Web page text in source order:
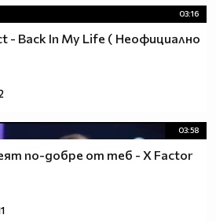
робите да не избягат - ГАРДЕРОБ
- КОКОШКАР
на работа - РАБОТОХОЛИК
03:16
- Back In My Life ( Неофициално
03:58
по-добре от теб - X Factor